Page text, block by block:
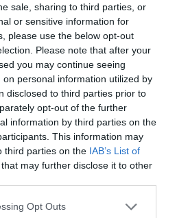
sale, sharing to third parties, or
or sensitive information for
please use the below opt-out
Please note that after your
you may continue seeing
personal information utilized by
disclosed to third parties prior to
opt-out of the further
information by third parties on the
This information may
third parties on the IAB’s List of
that may further disclose it to other
Opt Outs
,Nerea Fernándezi March
Pérezi Arrué la Fallera
i Cardona ocuparà la
Ibáñezi Domingo la
Inma Asensii Bernal
Gili Balaguer com a
Llosai Guixe serà el
Ortegai Díaz exercirà